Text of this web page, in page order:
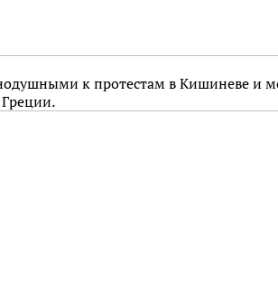
к протестам в Кишиневе и